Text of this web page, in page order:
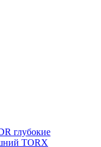
глубокие
TORX